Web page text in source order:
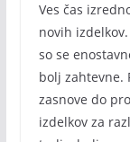
Ves čas
novih
so se
bolj zahtevne.
zasnove do
izdelkov za